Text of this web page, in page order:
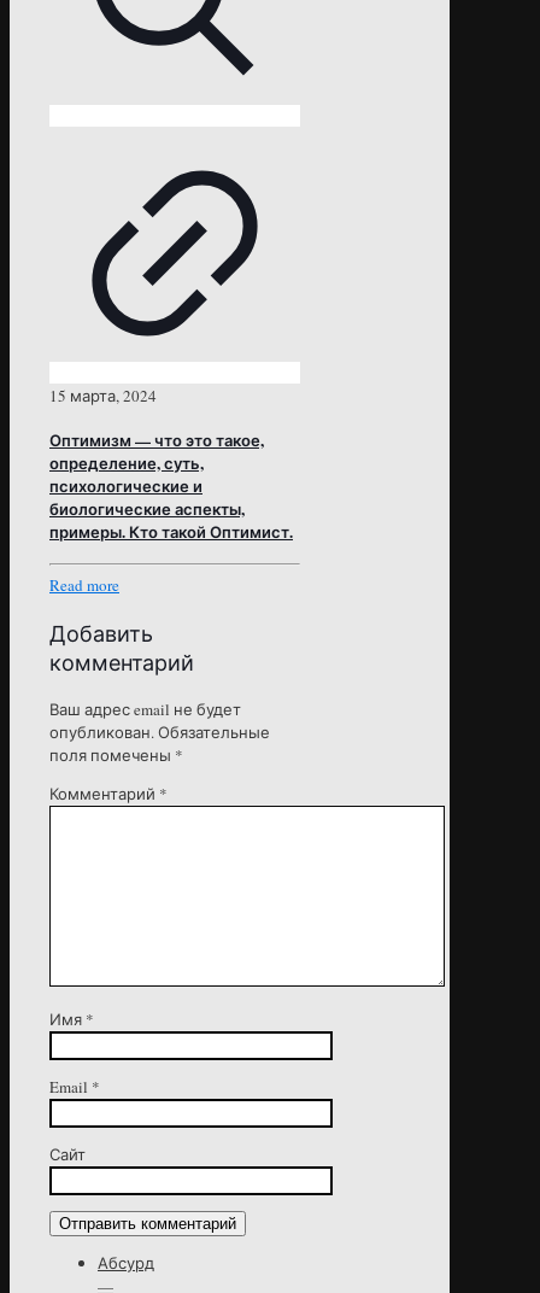
15 марта, 2024
Оптимизм — что это такое,
определение, суть,
психологические и
биологические аспекты,
примеры. Кто такой Оптимист.
Read more
Добавить
комментарий
Ваш адрес email не будет
опубликован.Обязательные
поля помечены *
Комментарий *
Имя *
Email *
Сайт
Абсурд
—